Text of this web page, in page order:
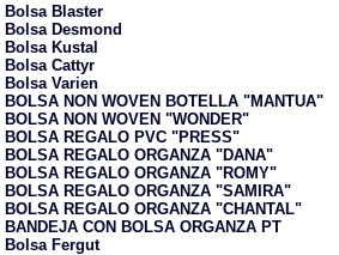
Bolsa Blaster
Bolsa Desmond
Bolsa Kustal
Bolsa Cattyr
Bolsa Varien
BOLSA NON WOVEN BOTELLA "MANTUA"
BOLSA NON WOVEN "WONDER"
BOLSA REGALO PVC "PRESS"
BOLSA REGALO ORGANZA "DANA"
BOLSA REGALO ORGANZA "ROMY"
BOLSA REGALO ORGANZA "SAMIRA"
BOLSA REGALO ORGANZA "CHANTAL"
BANDEJA CON BOLSA ORGANZA PT
Bolsa Fergut